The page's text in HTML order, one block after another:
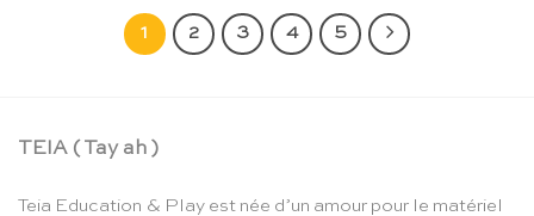
1 2 3 4 5
TEIA ( Tay ah )
Teia Education & Play est née d’un amour pour le matériel